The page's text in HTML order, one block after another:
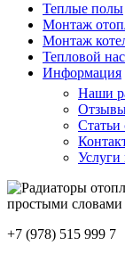
Теплые полы
Монтаж
Монтаж
Тепловой
Информация
Наши
Статьи
Услуги
+7 (978) 515 999 7